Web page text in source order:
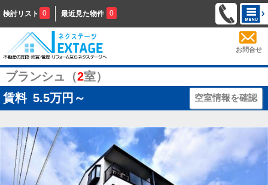
検討リスト 0 最近見た物件 0
お問合せ
ブランシュ（2室）
賃料 5.5万円～ 空室情報を確認